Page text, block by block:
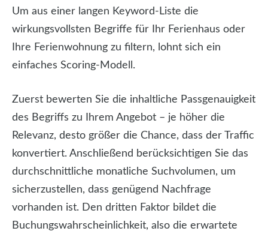
Um aus einer langen Keyword-Liste die
wirkungsvollsten Begriffe für Ihr Ferienhaus oder
Ihre Ferienwohnung zu filtern, lohnt sich ein
einfaches Scoring-Modell.
Zuerst bewerten Sie die inhaltliche Passgenauigkeit
des Begriffs zu Ihrem Angebot – je höher die
Relevanz, desto größer die Chance, dass der Traffic
konvertiert. Anschließend berücksichtigen Sie das
durchschnittliche monatliche Suchvolumen, um
sicherzustellen, dass genügend Nachfrage
vorhanden ist. Den dritten Faktor bildet die
Buchungs­wahrscheinlichkeit, also die erwartete